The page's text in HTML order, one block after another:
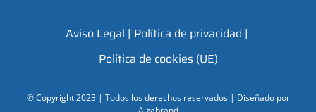
Aviso Legal | Política de privacidad |
Política de cookies (UE)
© Copyright 2023 | Todos los derechos reservados | Diseñado por